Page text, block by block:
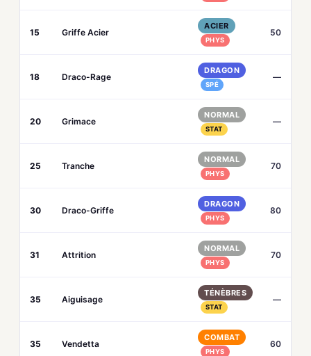
15 Griffe Acier
ACIER
PHYS
50
18 Draco-Rage
DRAGON
SPÉ
—
20 Grimace
NORMAL
STAT
—
25 Tranche
NORMAL
PHYS
70
30 Draco-Griffe
DRAGON
PHYS
80
31 Attrition
NORMAL
PHYS
70
35 Aiguisage
TÉNÈBRES
STAT
—
35 Vendetta
COMBAT
PHYS
60